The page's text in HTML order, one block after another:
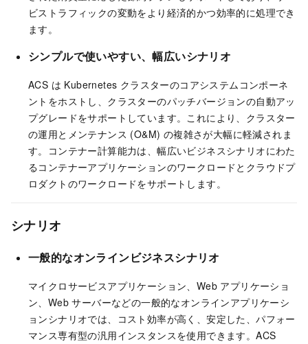
ビストラフィックの変動をより経済的かつ効率的に処理でき
ます。
シンプルで使いやすい、幅広いシナリオ
ACS は Kubernetes クラスターのコアシステムコンポーネ
ントをホストし、クラスターのパッチバージョンの自動アッ
プグレードをサポートしています。これにより、クラスター
の運用とメンテナンス (O&M) の複雑さが大幅に軽減されま
す。コンテナー計算能力は、幅広いビジネスシナリオにわた
るコンテナーアプリケーションのワークロードとクラウドプ
ロダクトのワークロードをサポートします。
シナリオ
一般的なオンラインビジネスシナリオ
マイクロサービスアプリケーション、Web アプリケーショ
ン、Web サーバーなどの一般的なオンラインアプリケーシ
ョンシナリオでは、コスト効率が高く、安定した、パフォー
マンス専有型の汎用インスタンスを使用できます。ACS